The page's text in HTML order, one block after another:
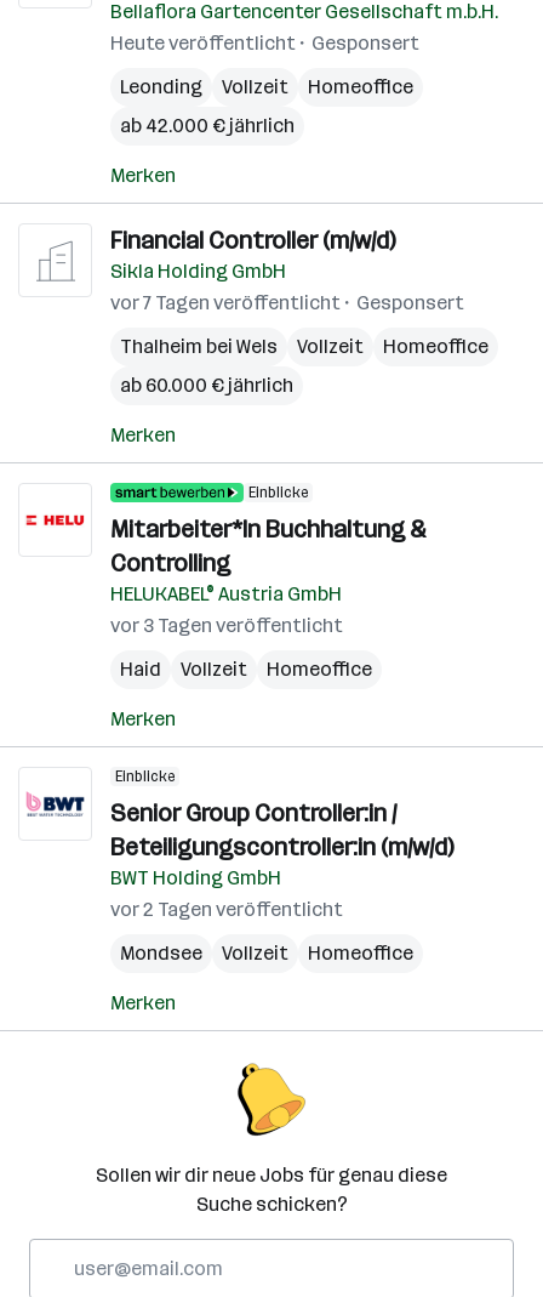
Bellaflora Gartencenter Gesellschaft m.b.H.
Heute veröffentlicht
Gesponsert
Leonding
Vollzeit
Homeoffice
ab 42.000 € jährlich
Merken
Financial Controller (m/w/d)
Sikla Holding GmbH
vor 7 Tagen veröffentlicht
Gesponsert
Thalheim bei Wels
Vollzeit
Homeoffice
ab 60.000 € jährlich
Merken
Einblicke
Mitarbeiter*In Buchhaltung &
Controlling
HELUKABEL® Austria GmbH
vor 3 Tagen veröffentlicht
Haid
Vollzeit Homeoffice
Merken
Einblicke
Senior Group Controller:in /
Beteiligungscontroller:in (m/w/d)
BWT Holding GmbH
vor 2 Tagen veröffentlicht
Mondsee
Vollzeit Homeoffice
Merken
Sollen wir dir neue Jobs für genau diese
Suche schicken?